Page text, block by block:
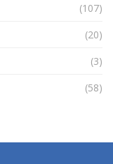
(107)
(20)
(3)
(58)